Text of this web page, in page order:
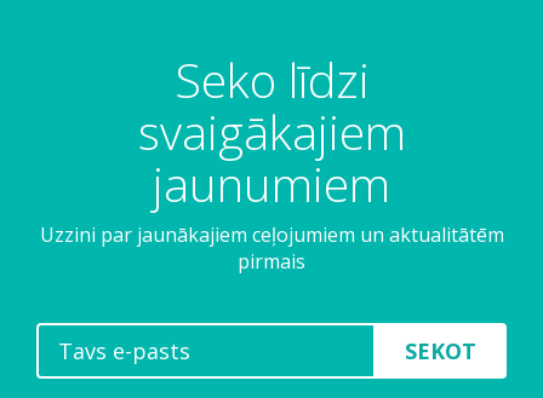
Seko līdzi
svaigākajiem
jaunumiem
Uzzini par jaunākajiem ceļojumiem un aktualitātēm
pirmais
SEKOT